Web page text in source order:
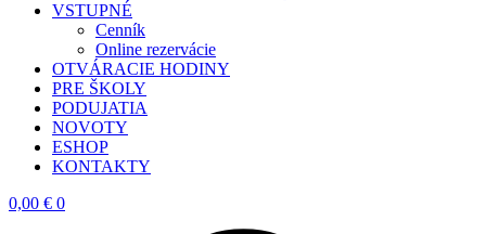
VSTUPNÉ
Cenník
Online rezervácie
OTVÁRACIE HODINY
PRE ŠKOLY
PODUJATIA
NOVOTY
ESHOP
KONTAKTY
0,00 € 0